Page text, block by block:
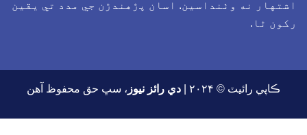
نه وٺنداسين. اسان پڙهندڙن جي مدد تي يقين
ٿا.
ڪاپي رائيٽ © ۲۰۲۴ | دي رائز نيوز، سڀ حق محفوظ آهن